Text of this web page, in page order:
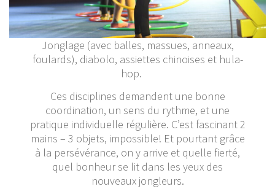
Jonglage (avec balles, massues, anneaux,
foulards), diabolo, assiettes chinoises et hula-
hop.
Ces disciplines demandent une bonne
coordination, un sens du rythme, et une
pratique individuelle régulière. C’est fascinant 2
mains – 3 objets, impossible! Et pourtant grâce
à la persévérance, on y arrive et quelle fierté,
quel bonheur se lit dans les yeux des
nouveaux jongleurs.